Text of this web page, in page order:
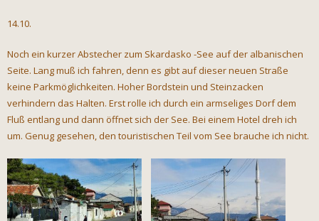
14.10.
Noch ein kurzer Abstecher zum Skardasko -See auf der albanischen
Seite. Lang muß ich fahren, denn es gibt auf dieser neuen Straße
keine Parkmöglichkeiten. Hoher Bordstein und Steinzacken
verhindern das Halten. Erst rolle ich durch ein armseliges Dorf dem
Fluß entlang und dann öffnet sich der See. Bei einem Hotel dreh ich
um. Genug gesehen, den touristischen Teil vom See brauche ich nicht.